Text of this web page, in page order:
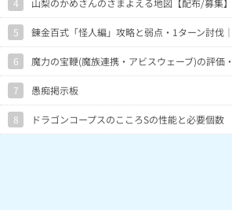
4 山梨のかめさんのさまよえる地図【配布/募集】
5 錬金百式「怪人編」攻略と弱点・1ターン討伐
6 魔力の宝鞭(魔族連携・アビスウェーブ)の評価
7 愚痴掲示板
8 ドラゴンコープスのこころSの性能と必要個数